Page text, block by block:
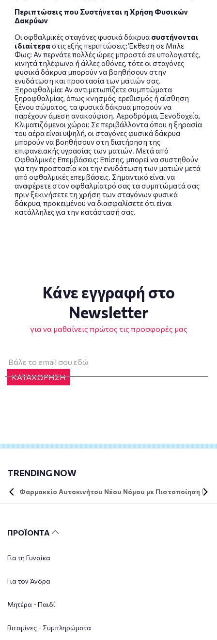
Περιπτώσεις που Συστήνεται η Χρήση Φυσικών
Δακρύων
Οι οφθαλμικές σταγόνες φυσικά δάκρυα συστήνονται
ιδιαίτερα στις εξής περιπτώσεις: Έκθεση σε Μπλε
Φως: Αν περνάτε πολλές ώρες μπροστά σε υπολογιστές,
κινητά τηλέφωνα ή άλλες οθόνες, τότε οι σταγόνες
φυσικά δάκρυα μπορούν να βοηθήσουν στην
ενυδάτωση και προστασία των ματιών σας.
Ξηροφθαλμία: Αν αντιμετωπίζετε συμπτώματα
ξηροφθαλμίας, όπως κνησμός, ερεθισμός ή αίσθηση
ξένου σώματος, τα φυσικά δάκρυα μπορούν να
παρέχουν άμεση ανακούφιση. Αεροδρόμια, Ξενοδοχεία,
Κλιματιζόμενοι χώροι: Σε περιβάλλοντα όπου η ξηρασία
του αέρα είναι υψηλή, οι σταγόνες φυσικά δάκρυα
μπορούν να βοηθήσουν στη διατήρηση της
επιφανειακής υγρασίας των ματιών. Μετά από
Οφθαλμικές Επεμβάσεις: Επίσης, μπορεί να συστηθούν
για την προστασία και την ενυδάτωση των ματιών μετά
από οφθαλμικές επεμβάσεις. Σημαντικό είναι να
αναφέρετε στον οφθαλμίατρό σας τα συμπτώματά σας
πριν ξεκινήσετε τη χρήση των σταγόνων φυσικά
δάκρυα, προκειμένου να διασφαλίσετε ότι είναι
κατάλληλες για την κατάστασή σας.
Κάνε εγγραφή στο
Newsletter
για να μαθαίνεις πρώτος τις προσφορές μας
ΚΑΤΑΧΩΡΗΣΗ
TRENDING NOW
Φαρμακείο Αυτοκινήτου Νέου Νόμου με Πιστοποίηση DIN
ΠΡΟΪΟΝΤΑ
Για τη Γυναίκα
Για τον Άνδρα
Μητέρα - Παιδί
Βιταμίνες - Συμπληρώματα